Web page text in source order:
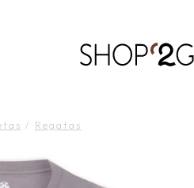
ROUPAS
ROUPAS
/ Regatas